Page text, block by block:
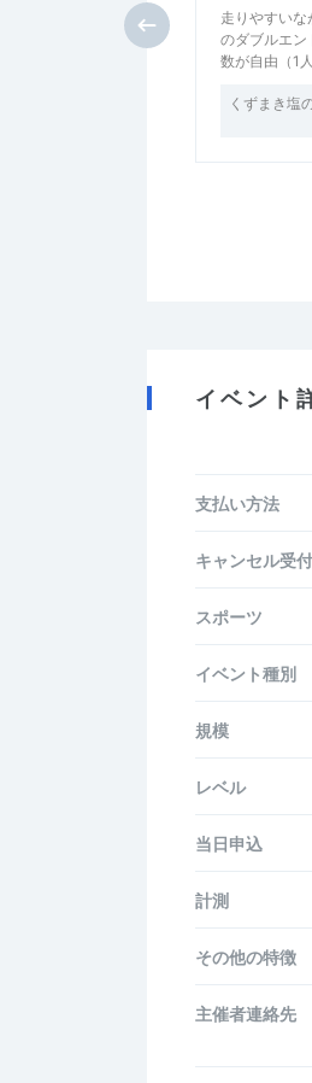
走りやすいな
のダブルエン
数が自由（1
くずまき塩
イベント
支払い方法
キャンセル受
スポーツ
イベント種別
規模
レベル
当日申込
計測
その他の特徴
主催者連絡先